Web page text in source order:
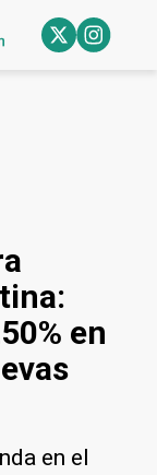
en
en el